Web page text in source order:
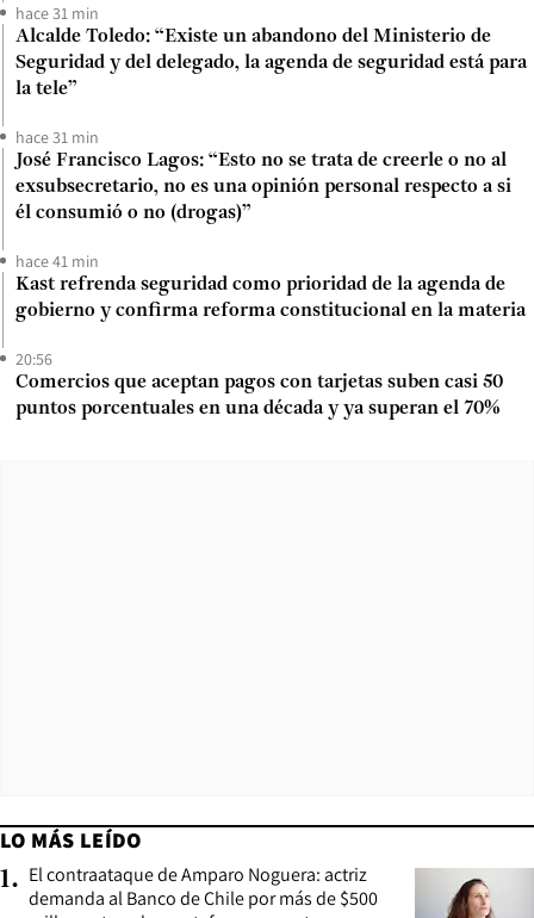
hace 31 min
Alcalde Toledo: “Existe un abandono del Ministerio de
Seguridad y del delegado, la agenda de seguridad está para
la tele”
hace 31 min
José Francisco Lagos: “Esto no se trata de creerle o no al
exsubsecretario, no es una opinión personal respecto a si
él consumió o no (drogas)”
hace 41 min
Kast refrenda seguridad como prioridad de la agenda de
gobierno y confirma reforma constitucional en la materia
20:56
Comercios que aceptan pagos con tarjetas suben casi 50
puntos porcentuales en una década y ya superan el 70%
LO MÁS LEÍDO
1. El contraataque de Amparo Noguera: actriz
demanda al Banco de Chile por más de $500